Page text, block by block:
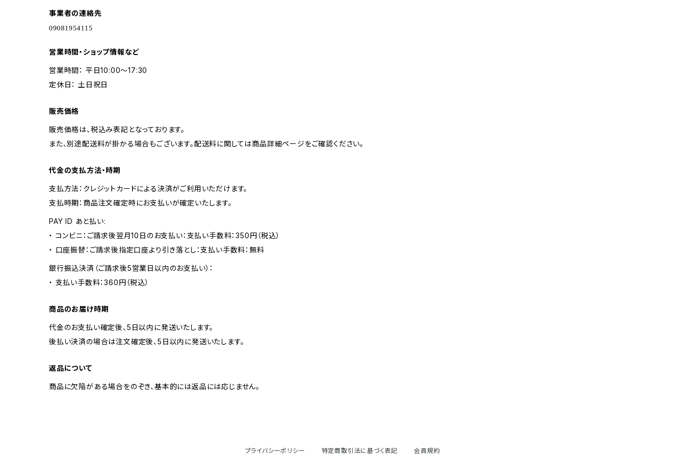
事業者の連絡先
営業時間・ショップ情報など
営業時間： 平日10:00〜17:30
定休日： 土日祝日
販売価格
販売価格は、税込み表記となっております。
また、別途配送料が掛かる場合もございます。配送料に関しては商品詳細ページをご確認ください。
代金の支払方法・時期
支払方法：クレジットカードによる決済がご利用いただけます。
支払時期：商品注文確定時にお支払いが確定いたします。
PAY ID あと払い:
・ コンビニ：ご請求後翌月10日のお支払い：支払い手数料：350円（税込）
・ 口座振替：ご請求後指定口座より引き落とし：支払い手数料：無料
銀行振込決済（ご請求後5営業日以内のお支払い）：
・ 支払い手数料：360円（税込）
商品のお届け時期
代金のお支払い確定後、5日以内に発送いたします。
後払い決済の場合は注文確定後、5日以内に発送いたします。
返品について
商品に欠陥がある場合をのぞき、基本的には返品には応じません。
プライバシーポリシー 特定商取引法に基づく表記 会員規約